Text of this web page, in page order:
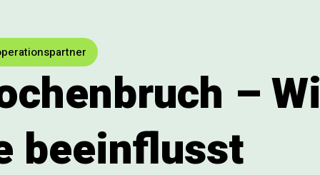
–
beeinflusst